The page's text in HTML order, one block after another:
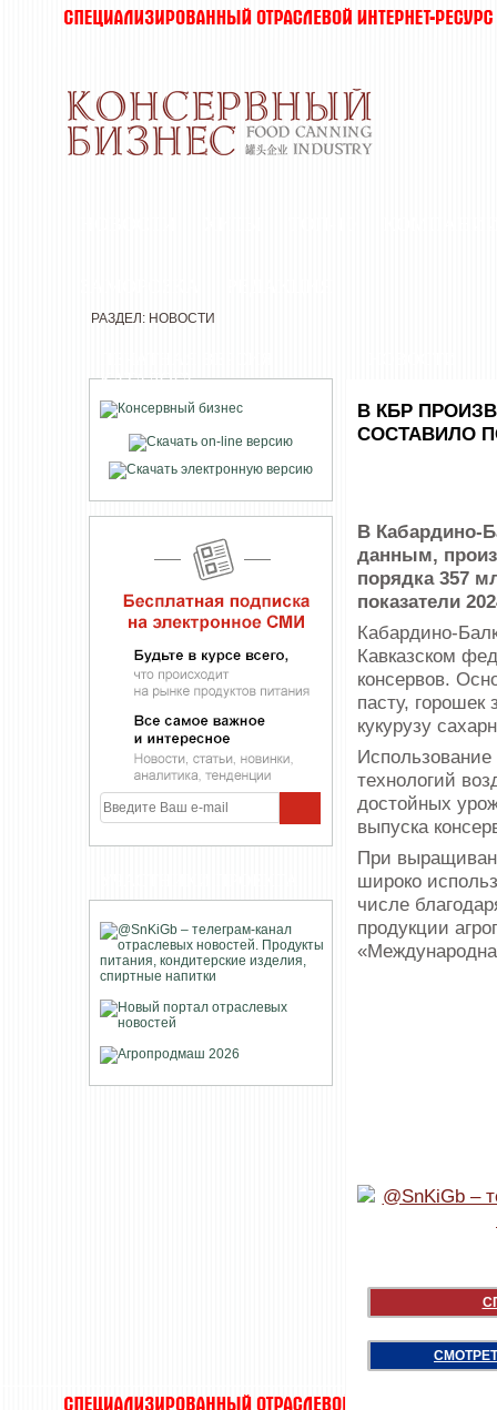
КАТАЛОГА
РАЗДЕЛ: НОВОСТИ
В КБР
СОСТАВИЛО
В Кабардино-
данным,
порядка 357
показатели
Кабардино-
Кавказском
консервов.
пасту, горошек
кукурузу
технологий
достойных
выпуска
При
широко
числе
продукции